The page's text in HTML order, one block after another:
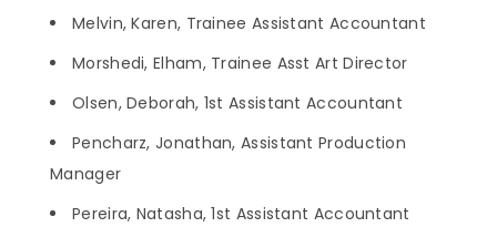
Melvin, Karen, Trainee Assistant Accountant
Morshedi, Elham, Trainee Asst Art Director
Olsen, Deborah, 1st Assistant Accountant
Pencharz, Jonathan, Assistant Production
Manager
Pereira, Natasha, 1st Assistant Accountant